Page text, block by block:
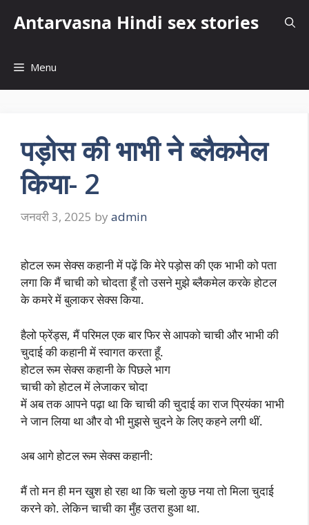
Antarvasna Hindi sex stories
Menu
पड़ोस की भाभी ने ब्लैकमेल
किया- 2
जनवरी 3, 2025 by admin
होटल रूम सेक्स कहानी में पढ़ें कि मेरे पड़ोस की एक भाभी को पता
लगा कि मैं चाची को चोदता हूँ तो उसने मुझे ब्लैकमेल करके होटल
के कमरे में बुलाकर सेक्स किया.
हैलो फ्रेंड्स, मैं परिमल एक बार फिर से आपको चाची और भाभी की
चुदाई की कहानी में स्वागत करता हूँ.
होटल रूम सेक्स कहानी के पिछले भाग
चाची को होटल में लेजाकर चोदा
में अब तक आपने पढ़ा था कि चाची की चुदाई का राज प्रियंका भाभी
ने जान लिया था और वो भी मुझसे चुदने के लिए कहने लगी थीं.
अब आगे होटल रूम सेक्स कहानी:
मैं तो मन ही मन खुश हो रहा था कि चलो कुछ नया तो मिला चुदाई
करने को. लेकिन चाची का मुँह उतरा हुआ था.